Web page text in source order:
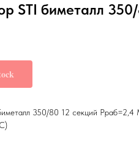
STI биметалл
350/80 12 секций